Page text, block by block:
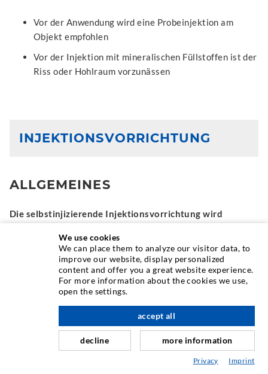
Vor der Anwendung wird eine Probeinjektion am
Objekt empfohlen
Vor der Injektion mit mineralischen Füllstoffen ist der
Riss oder Hohlraum vorzunässen
INJEKTIONSVORRICHTUNG
ALLGEMEINES
Die selbstinjizierende Injektionsvorrichtung wird
Verweilzeit zur Sicherstellung des Injektionserfolges
benötigt wird (z. B. bei sehr feinen Rissen)
FÜLLSTOFFE
Zementsuspension (ZS)
Epoxidharz (EP)
We use cookies
We can place them to analyze our visitor data, to
improve our website, display personalized
content and offer you a great website experience.
For more information about the cookies we use,
open the settings.
decline
accept all
more information
Privacy Imprint